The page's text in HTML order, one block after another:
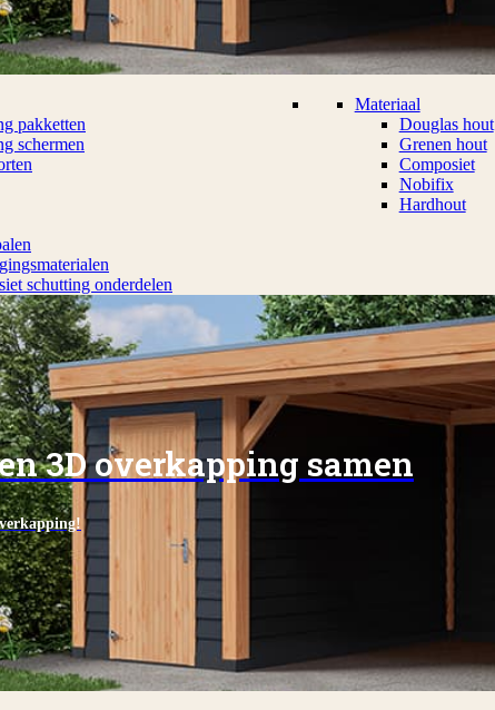
pakketten
schermen
Materiaal
Douglas hout
Grenen hout
Composiet
Nobifix
Hardhout
schutting onderdelen
3D overkapping samen